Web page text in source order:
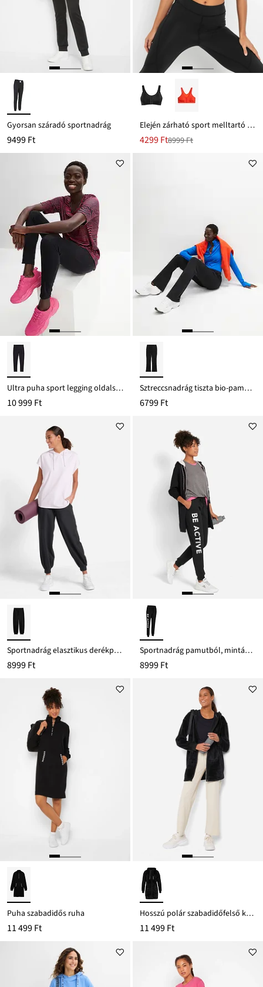
Gyorsan száradó sportnadrág
9499 Ft
Elején zárható sport melltartó közepes tartással
Új
4299 Ft8999 Ft
Ultra puha sport legging oldalsó zsebekkel, bokáig érő hosszban
10 999 Ft
Sztreccsnadrág tiszta bio-pamuttal
6799 Ft
Sportnadrág elasztikus derékpánttal
8999 Ft
Sportnadrág pamutból, mintával, Losse Fit
8999 Ft
Puha szabadidős ruha
11 499 Ft
Hosszú polár szabadidőfelső kapucnival
11 499 Ft